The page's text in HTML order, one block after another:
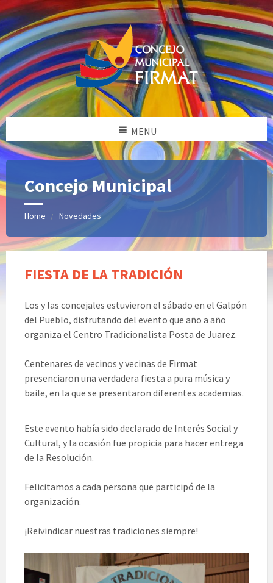
MENU
Concejo Municipal
Home Novedades
FIESTA DE LA TRADICIÓN
Los y las concejales estuvieron el sábado en el Galpón
del Pueblo, disfrutando del evento que año a año
organiza el Centro Tradicionalista Posta de Juarez.
Centenares de vecinos y vecinas de Firmat
presenciaron una verdadera fiesta a pura música y
baile, en la que se presentaron diferentes academias.
micah parsons jersey brock bowers jerseyfsu
football jersey ohio state jerseyOSU Jerseys Ohio
State Team Jersey
detroit lions jersey
micah parsons jerseymicah parsons jersey
jerseyFlorida state seminars jerseys
Este evento había sido declarado de Interés Social y
Cultural, y la ocasión fue propicia para hacer entrega
de la Resolución.
Felicitamos a cada persona que participó de la
organización.
¡Reivindicar nuestras tradiciones siempre!